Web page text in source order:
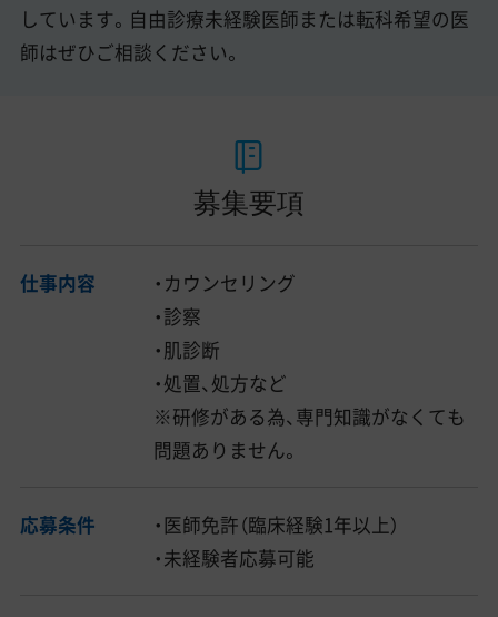
しています。自由診療未経験医師または転科希望の医
師はぜひご相談ください。
募集要項
仕事内容
・カウンセリング
・診察
・肌診断
・処置、処方など
※研修がある為、専門知識がなくても
問題ありません。
応募条件
・医師免許（臨床経験1年以上）
・未経験者応募可能